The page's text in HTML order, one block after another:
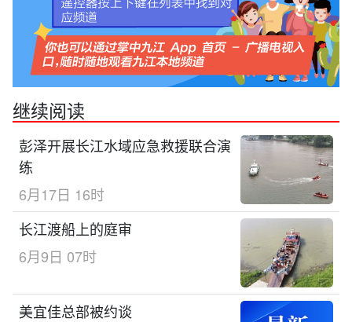
继续阅读
彭泽开展长江水域应急救援联合演
练
6月17日 16时
长江渡船上的庭审
6月9日 07时
美宜佳总部被约谈